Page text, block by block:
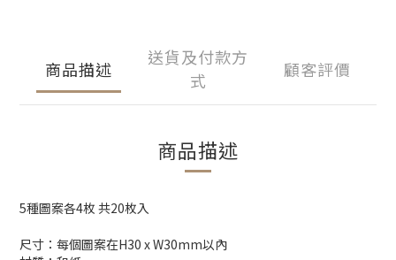
商品描述
送貨及付款方
式
顧客評價
商品描述
5種圖案各4枚 共20枚入
尺寸：每個圖案在H30 x W30mm以內